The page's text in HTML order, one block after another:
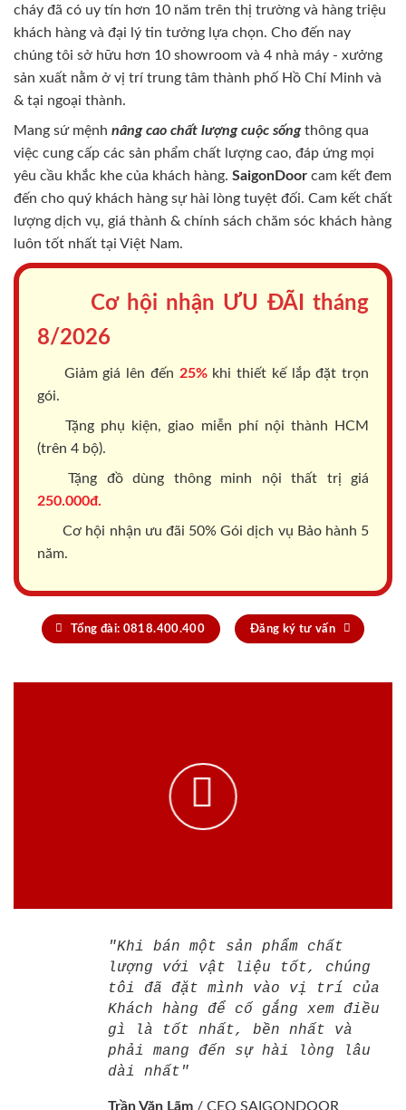
cháy đã có uy tín hơn 10 năm trên thị trường và hàng triệu
khách hàng và đại lý tin tưởng lựa chọn. Cho đến nay
chúng tôi sở hữu hơn 10 showroom và 4 nhà máy - xưởng
sản xuất nằm ở vị trí trung tâm thành phố Hồ Chí Minh và
& tại ngoại thành.
Mang sứ mệnh nâng cao chất lượng cuộc sốngthông qua
việc cung cấp các sản phẩm chất lượng cao, đáp ứng mọi
yêu cầu khắc khe của khách hàng. SaigonDoor cam kết đem
đến cho quý khách hàng sự hài lòng tuyệt đối. Cam kết chất
lượng dịch vụ, giá thành & chính sách chăm sóc khách hàng
luôn tốt nhất tại Việt Nam.
Cơ hội nhận ƯU ĐÃI tháng
8/2026
Giảm giá lên đến 25%khi thiết kế lắp đặt trọn
gói.
Tặng phụ kiện, giao miễn phí nội thành HCM
(trên 4 bộ).
Tặng đồ dùng thông minh nội thất trị giá
250.000đ.
Cơ hội nhận ưu đãi 50% Gói dịch vụ Bảo hành 5
năm.
Tổng đài: 0818.400.400 Đăng ký tư vấn
"Khi bán một sản phẩm chất
lượng với vật liệu tốt, chúng
tôi đã đặt mình vào vị trí của
Khách hàng để cố gắng xem điều
gì là tốt nhất, bền nhất và
phải mang đến sự hài lòng lâu
dài nhất"
Trần Văn Lãm / CEO SAIGONDOOR